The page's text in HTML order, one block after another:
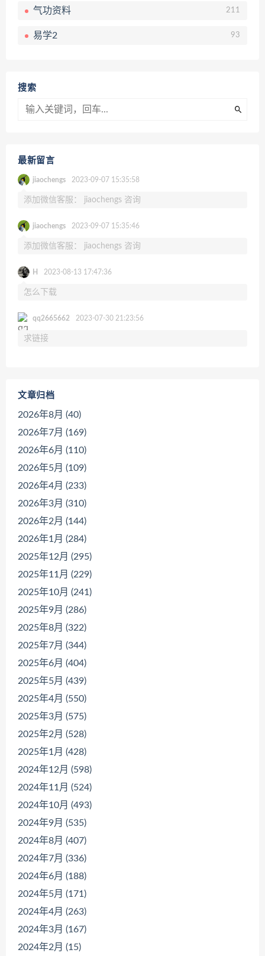
气功资料 211
易学2 93
搜索
最新留言
jiaochengs 2023-09-07 15:35:58
添加微信客服： jiaochengs 咨询
jiaochengs 2023-09-07 15:35:46
添加微信客服： jiaochengs 咨询
H 2023-08-13 17:47:36
怎么下载
qq2665662 2023-07-30 21:23:56
求链接
文章归档
2026年8月 (40)
2026年7月 (169)
2026年6月 (110)
2026年5月 (109)
2026年4月 (233)
2026年3月 (310)
2026年2月 (144)
2026年1月 (284)
2025年12月 (295)
2025年11月 (229)
2025年10月 (241)
2025年9月 (286)
2025年8月 (322)
2025年7月 (344)
2025年6月 (404)
2025年5月 (439)
2025年4月 (550)
2025年3月 (575)
2025年2月 (528)
2025年1月 (428)
2024年12月 (598)
2024年11月 (524)
2024年10月 (493)
2024年9月 (535)
2024年8月 (407)
2024年7月 (336)
2024年6月 (188)
2024年5月 (171)
2024年4月 (263)
2024年3月 (167)
2024年2月 (15)